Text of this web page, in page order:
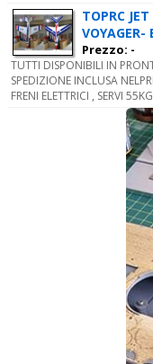
TOPRC
VOYAGER-
Prezzo: -
TUTTI DISPONIBILI IN
SPEDIZIONE INCLUSA
FRENI ELETTRICI , SERVI